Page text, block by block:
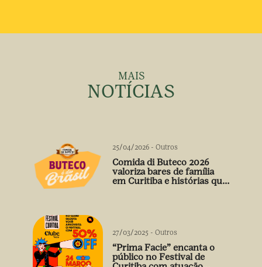
MAIS
NOTÍCIAS
25/04/2026 - Outros
Comida di Buteco 2026
valoriza bares de família
em Curitiba e histórias que
27/03/2025 - Outros
“Prima Facie” encanta o
público no Festival de